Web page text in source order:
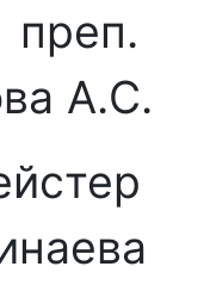
преп.
А.С.